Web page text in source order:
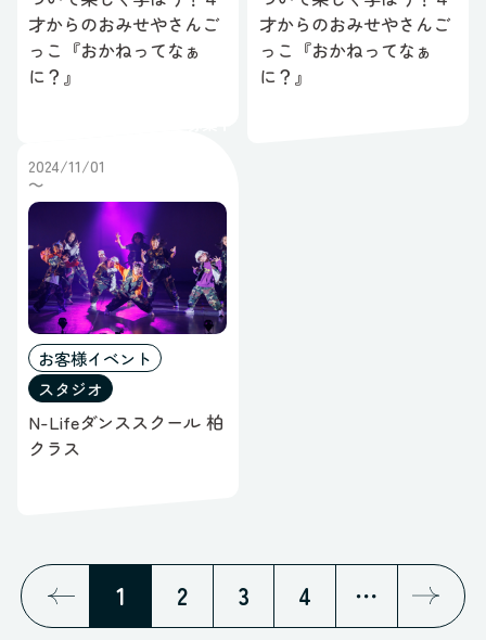
才からのおみせやさんご
っこ『おかねってなぁ
に？』
才からのおみせやさんご
っこ『おかねってなぁ
に？』
2024/11/01
～
お客様イベント
スタジオ
N-Lifeダンススクール 柏
クラス
1 2 3 4 ⋯